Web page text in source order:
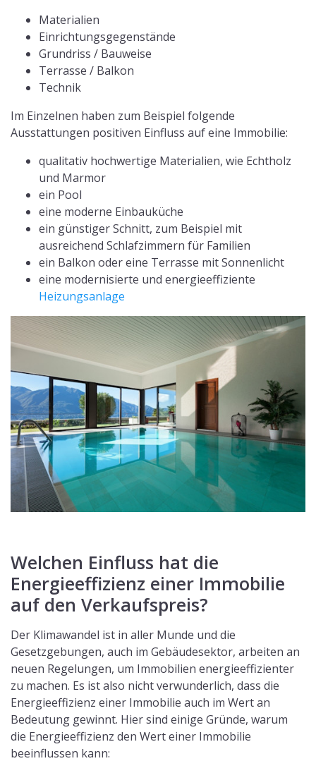
Materialien
Einrichtungsgegenstände
Grundriss / Bauweise
Terrasse / Balkon
Technik
Im Einzelnen haben zum Beispiel folgende
Ausstattungen positiven Einfluss auf eine Immobilie:
qualitativ hochwertige Materialien, wie Echtholz
und Marmor
ein Pool
eine moderne Einbauküche
ein günstiger Schnitt, zum Beispiel mit
ausreichend Schlafzimmern für Familien
ein Balkon oder eine Terrasse mit Sonnenlicht
eine modernisierte und energieeffiziente
Heizungsanlage
Welchen Einfluss hat die
Energieeffizienz einer Immobilie
auf den Verkaufspreis?
Der Klimawandel ist in aller Munde und die
Gesetzgebungen, auch im Gebäudesektor, arbeiten an
neuen Regelungen, um Immobilien energieeffizienter
zu machen. Es ist also nicht verwunderlich, dass die
Energieeffizienz einer Immobilie auch im Wert an
Bedeutung gewinnt. Hier sind einige Gründe, warum
die Energieeffizienz den Wert einer Immobilie
beeinflussen kann: